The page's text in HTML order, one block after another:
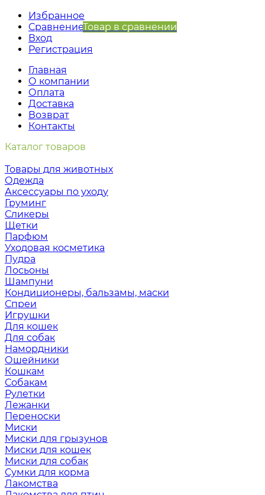
Избранное
СравнениеТовар в сравнении
Вход
Регистрация
Главная
О компании
Оплата
Доставка
Возврат
Контакты
Каталог товаров
Товары для животных
Одежда
Аксессуары по уходу
Груминг
Сликеры
Щетки
Парфюм
Уходовая косметика
Пудра
Лосьоны
Шампуни
Кондиционеры, бальзамы, маски
Спреи
Игрушки
Для кошек
Для собак
Намордники
Ошейники
Кошкам
Собакам
Рулетки
Лежанки
Переноски
Миски
Миски для грызунов
Миски для кошек
Миски для собак
Сумки для корма
Лакомства